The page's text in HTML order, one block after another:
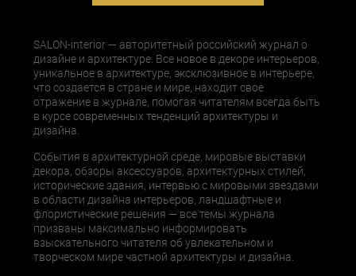
SALON-interior — авторитетный российский журнал о
дизайне и архитектуре. Все новое в декоре интерьеров,
уникальное в архитектуре, эксклюзивное в интерьере,
что создается в стране и мире, находит свое
отражение в журнале, помогая читателям всегда быть
в курсе современных тенденций архитектуры и
дизайна.
События в архитектурной среде, мировые выставки
декора, обзоры аксессуаров, архитектурных стилей,
исторические здания, интервью с мировыми звездами
в области дизайна интерьеров, ландшафтные и
флористические решения — все темы журнала
призваны максимально информировать
взыскательного читателя об увлекательном и
творческом мире частной архитектуры и дизайна.